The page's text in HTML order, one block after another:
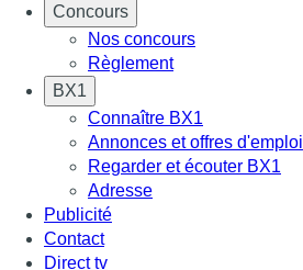
Concours
Nos concours
Règlement
BX1
Connaître BX1
Annonces et offres d'emploi
Regarder et écouter BX1
Adresse
Publicité
Contact
Direct tv